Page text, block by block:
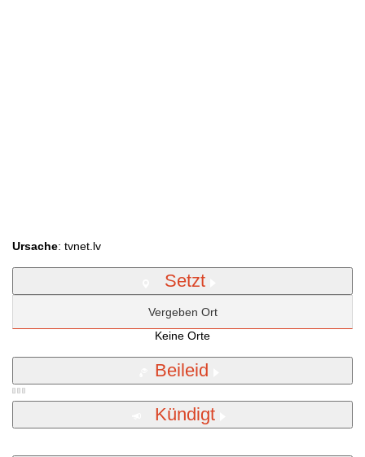
Ursache: tvnet.lv
Setzt
Vergeben Ort
Keine Orte
Beileid
Kündigt